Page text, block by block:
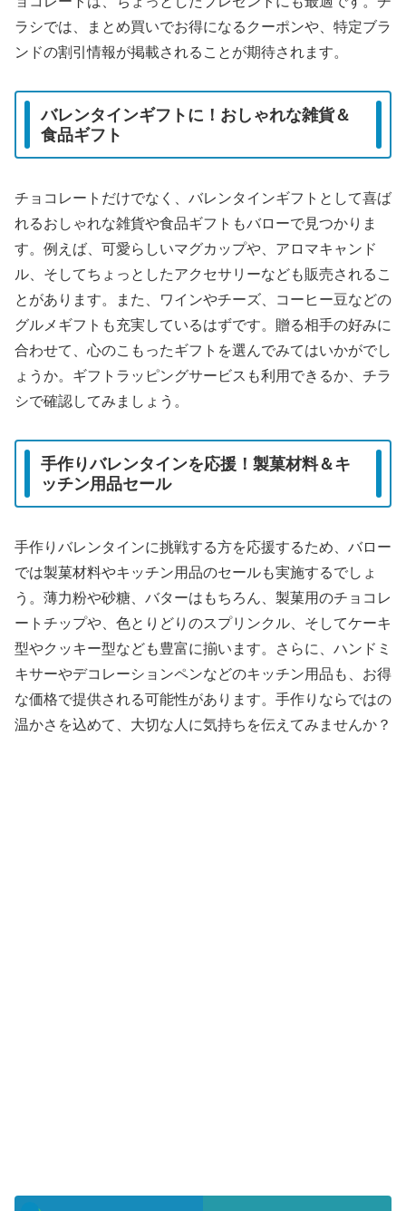
ラシでは、まとめ買いでお得になるクーポンや、特定ブラ
ンドの割引情報が掲載されることが期待されます。
バレンタインギフトに！おしゃれな雑貨＆
食品ギフト
チョコレートだけでなく、バレンタインギフトとして喜ば
れるおしゃれな雑貨や食品ギフトもバローで見つかりま
す。例えば、可愛らしいマグカップや、アロマキャンド
ル、そしてちょっとしたアクセサリーなども販売されるこ
とがあります。また、ワインやチーズ、コーヒー豆などの
グルメギフトも充実しているはずです。贈る相手の好みに
合わせて、心のこもったギフトを選んでみてはいかがでし
ょうか。ギフトラッピングサービスも利用できるか、チラ
シで確認してみましょう。
手作りバレンタインを応援！製菓材料＆キ
ッチン用品セール
手作りバレンタインに挑戦する方を応援するため、バロー
では製菓材料やキッチン用品のセールも実施するでしょ
う。薄力粉や砂糖、バターはもちろん、製菓用のチョコレ
ートチップや、色とりどりのスプリンクル、そしてケーキ
型やクッキー型なども豊富に揃います。さらに、ハンドミ
キサーやデコレーションペンなどのキッチン用品も、お得
な価格で提供される可能性があります。手作りならではの
温かさを込めて、大切な人に気持ちを伝えてみませんか？